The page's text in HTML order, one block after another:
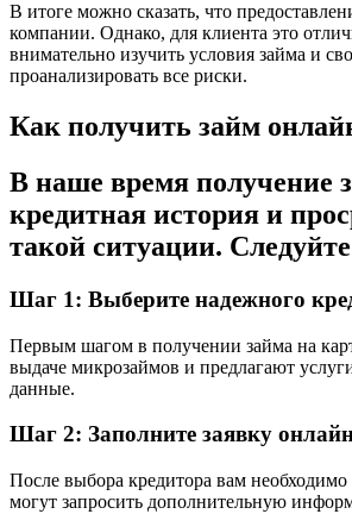
В итоге можно сказать, что
компании. Однако, для клиента это
внимательно изучить условия займа и
проанализировать все риски.
Как получить займ
В наше время получение
кредитная история и
такой ситуации.
Шаг 1: Выберите надежного
Первым шагом в получении займа на
выдаче микрозаймов и предлагают
данные.
Шаг 2: Заполните заявку
После выбора кредитора вам
могут запросить дополнительную